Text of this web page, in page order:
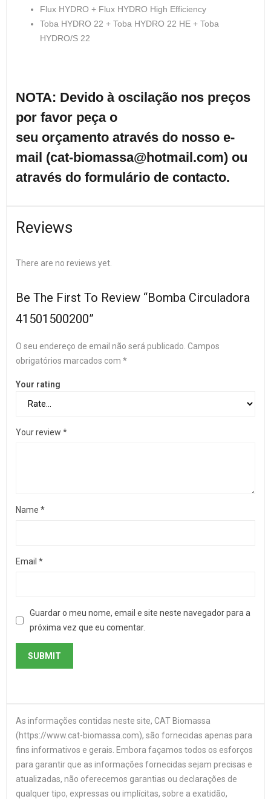
Flux HYDRO + Flux HYDRO High Efficiency
Toba HYDRO 22 + Toba HYDRO 22 HE + Toba
HYDRO/S 22
NOTA: Devido à oscilação nos preços
por favor peça o
seu orçamento através do nosso e-
mail (cat-biomassa@hotmail.com) ou
através do formulário de contacto.
Reviews
There are no reviews yet.
Be The First To Review “Bomba Circuladora
41501500200”
O seu endereço de email não será publicado. Campos
obrigatórios marcados com *
Your rating
Your review *
Name *
Email *
Guardar o meu nome, email e site neste navegador para a
próxima vez que eu comentar.
As informações contidas neste site, CAT Biomassa
(https://www.cat-biomassa.com), são fornecidas apenas para
fins informativos e gerais. Embora façamos todos os esforços
para garantir que as informações fornecidas sejam precisas e
atualizadas, não oferecemos garantias ou declarações de
qualquer tipo, expressas ou implícitas, sobre a exatidão,